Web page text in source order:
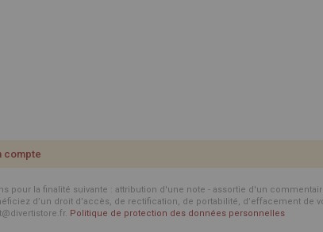
compte
la finalité suivante : attribution d'une note - assortie d'un
d’un droit d’accès, de rectification, de portabilité, d’effacement de
Politique de protection des données personnelles